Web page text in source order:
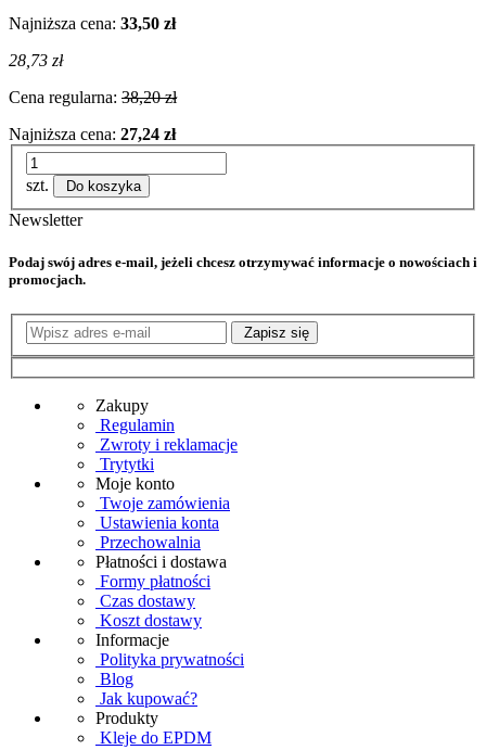
Najniższa cena: 33,50 zł
28,73 zł
Cena regularna: 38,20 zł
Najniższa cena: 27,24 zł
szt. Do koszyka
Newsletter
Podaj swój adres e-mail, jeżeli chcesz otrzymywać informacje o nowościach i
promocjach.
Zapisz się
Zakupy
Regulamin
Zwroty i reklamacje
Trytytki
Moje konto
Twoje zamówienia
Ustawienia konta
Przechowalnia
Płatności i dostawa
Formy płatności
Czas dostawy
Koszt dostawy
Informacje
Polityka prywatności
Blog
Jak kupować?
Produkty
Kleje do EPDM